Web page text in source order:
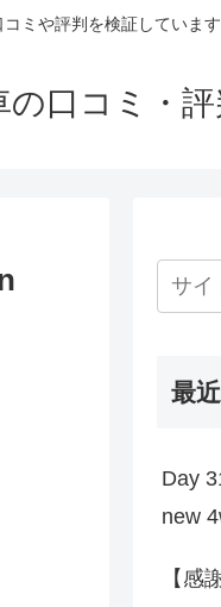
ミや評判を検証しています
口コミ・
最
Day
new
【感